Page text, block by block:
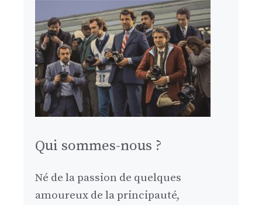
Qui sommes-nous ?
Né de la passion de quelques
amoureux de la principauté,